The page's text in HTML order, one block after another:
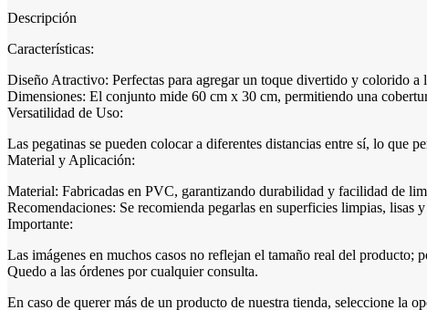
Descripción
Características:
Diseño Atractivo: Perfectas para agregar un toque divertido y colorido a
Dimensiones: El conjunto mide 60 cm x 30 cm, permitiendo una
Versatilidad de Uso:
Las pegatinas se pueden colocar a diferentes distancias entre sí, lo que
Material y Aplicación:
Material: Fabricadas en PVC, garantizando durabilidad y facilidad de
Recomendaciones: Se recomienda pegarlas en superficies limpias, lisas
Importante:
Las imágenes en muchos casos no reflejan el tamaño real del producto;
Quedo a las órdenes por cualquier consulta.
En caso de querer más de un producto de nuestra tienda, seleccione